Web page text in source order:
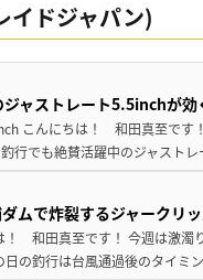
イドジャパン)
ャストレート5.5inchが
こんにちは！ 和田真至です
釣行でも絶賛活躍中のジャス
ムで炸裂するジャークリ
！ 和田真至です！ 今週は激濁
日の釣行は台風通過後のタイ